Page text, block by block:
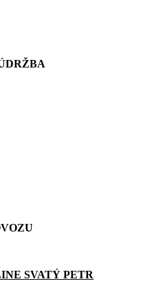
SVATÝ PETR